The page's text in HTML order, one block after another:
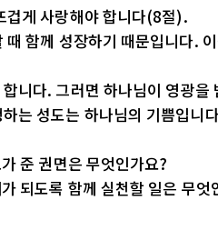
겁게 사랑해야 합니다(8절).
함께 성장하기 때문입니다.
니다. 그러면 하나님이 영광을
는 성도는 하나님의 기쁨입니
준 권면은 무엇인가요?
되도록 함께 실천할 일은 무엇